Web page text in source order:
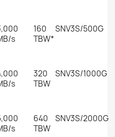
s
160
TBW*
SNV3S/500G
s
320
TBW
SNV3S/1000G
s
640
TBW
SNV3S/2000G